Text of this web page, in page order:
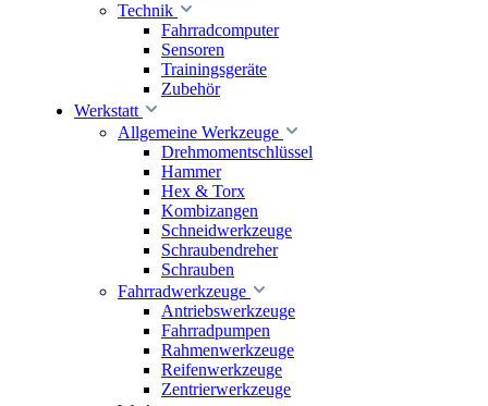
Technik
Fahrradcomputer
Sensoren
Trainingsgeräte
Zubehör
Werkstatt
Allgemeine Werkzeuge
Drehmomentschlüssel
Hammer
Hex & Torx
Kombizangen
Schneidwerkzeuge
Schraubendreher
Schrauben
Fahrradwerkzeuge
Antriebswerkzeuge
Fahrradpumpen
Rahmenwerkzeuge
Reifenwerkzeuge
Zentrierwerkzeuge